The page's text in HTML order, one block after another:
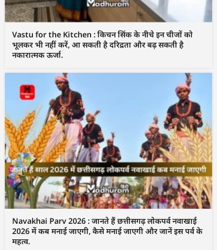
Vastu for the Kitchen : किचन सिंक के नीचे इन चीजों को
भूलकर भी नहीं करें, आ सकती है दरिद्रता और बढ़ सकती है
नकारात्मक ऊर्जा.
Navakhai Parv 2026 : जानते हैं छत्तीसगढ़ लोकपर्व नवाखाई
2026 में कब मनाई जाएगी, कैसे मनाई जाएगी और जानें इस पर्व के
महत्व.